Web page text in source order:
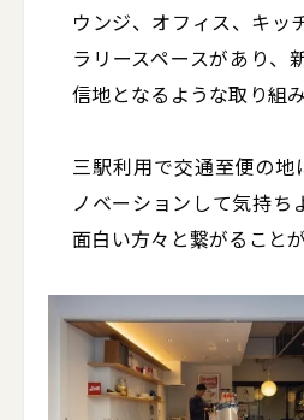
ウンジ、オフィス、キッ
ラリースペースがあり、
信地となるような取り組
三駅利用で交通至便の地
ノベーションして気持ち
面白い方々と繋がること